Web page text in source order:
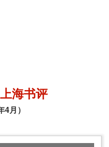
海书评
4月）